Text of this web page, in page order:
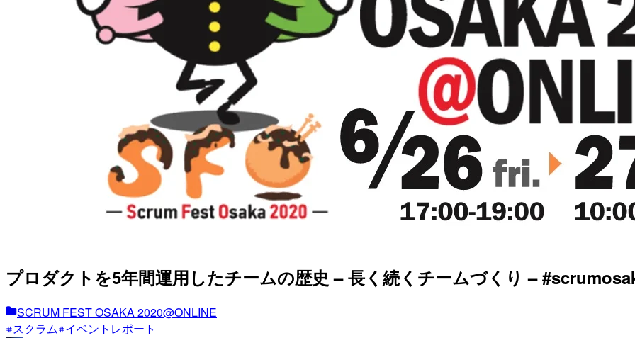
プロダクトを5年間運用したチームの歴史 – 長く続くチームづくり –
SCRUM FEST OSAKA 2020@ONLINE
スクラム イベントレポート